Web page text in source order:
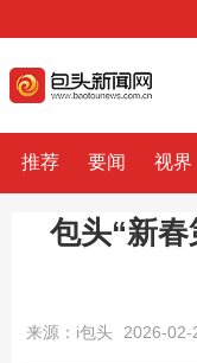
推荐 要闻 视界
包头“新
来源：i包头 2026-02-